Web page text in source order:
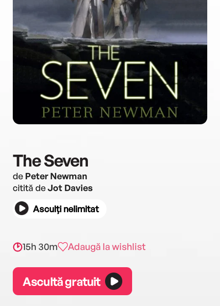
The Seven
de Peter Newman
citită deJot Davies
Asculți nelimitat
15h 30m Adaugă la wishlist
Ascultă gratuit